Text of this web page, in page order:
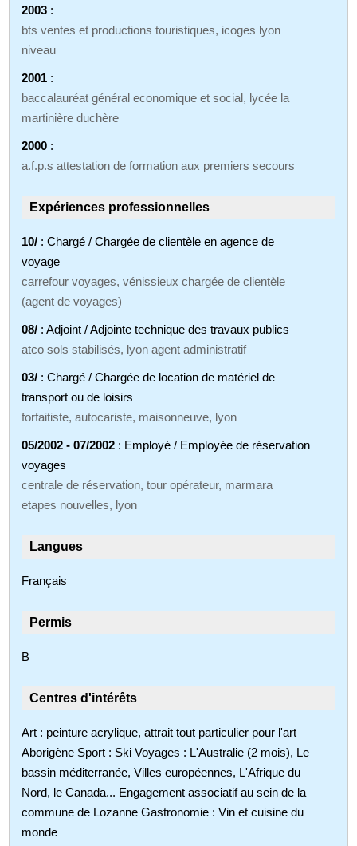
2003 :
bts ventes et productions touristiques, icoges lyon
niveau
2001 :
baccalauréat général economique et social, lycée la
martinière duchère
2000 :
a.f.p.s attestation de formation aux premiers secours
Expériences professionnelles
10/ : Chargé / Chargée de clientèle en agence de
voyage
carrefour voyages, vénissieux chargée de clientèle
(agent de voyages)
08/ : Adjoint / Adjointe technique des travaux publics
atco sols stabilisés, lyon agent administratif
03/ : Chargé / Chargée de location de matériel de
transport ou de loisirs
forfaitiste, autocariste, maisonneuve, lyon
05/2002 - 07/2002 : Employé / Employée de réservation
voyages
centrale de réservation, tour opérateur, marmara
etapes nouvelles, lyon
Langues
Français
Permis
B
Centres d'intérêts
Art : peinture acrylique, attrait tout particulier pour l'art
Aborigène Sport : Ski Voyages : L'Australie (2 mois), Le
bassin méditerranée, Villes européennes, L'Afrique du
Nord, le Canada... Engagement associatif au sein de la
commune de Lozanne Gastronomie : Vin et cuisine du
monde